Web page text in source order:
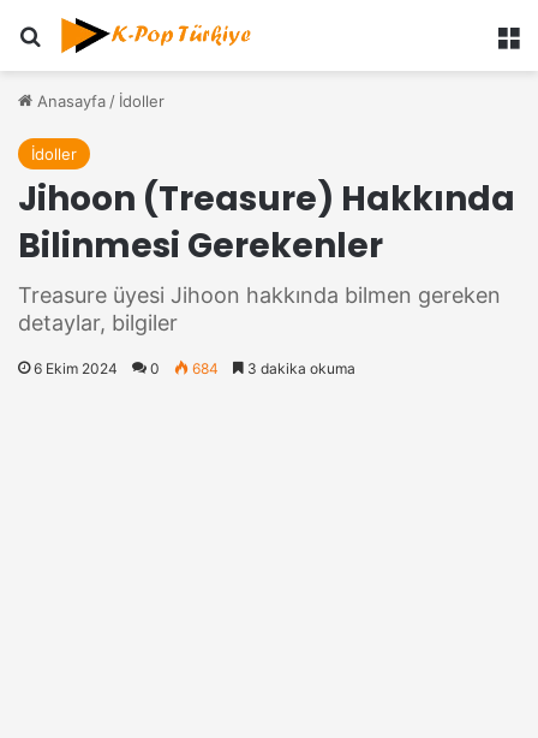
Anasayfa / İdoller
İdoller
Jihoon (Treasure) Hakkında
Bilinmesi Gerekenler
Treasure üyesi Jihoon hakkında bilmen gereken
detaylar, bilgiler
6 Ekim 2024 0 684 3 dakika okuma